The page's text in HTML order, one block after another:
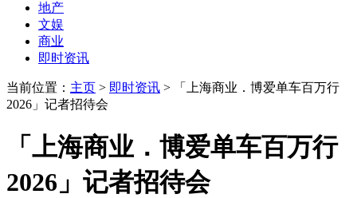
地产
文娱
商业
即时资讯
当前位置： 主页 > 即时资讯 > 「上海商业．博爱单车百万行
2026」记者招待会
「上海商业．博爱单车百万行
2026」记者招待会